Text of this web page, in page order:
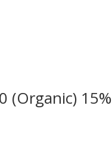
(Organic) 15%